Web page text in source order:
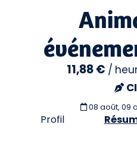
11,88 € /
08 août, 09
Profil